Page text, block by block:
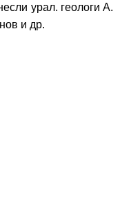
урал. геологи А.
и др.